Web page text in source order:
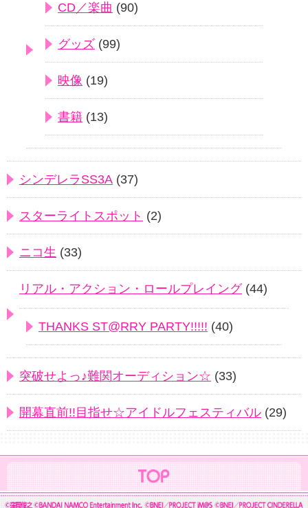
CD／楽曲 (90)
グッズ (99)
映像 (19)
書籍 (13)
シンデレラSS3A (37)
スターライトスポット (2)
ニコ生 (33)
リアル・アクション・ロールプレイング(44)
THANKS ST@RRY PARTY!!!!! (40)
突破せよっ♪難関オーディション☆ (33)
開幕直前!!目指せ☆アイドルフェスティバル (29)